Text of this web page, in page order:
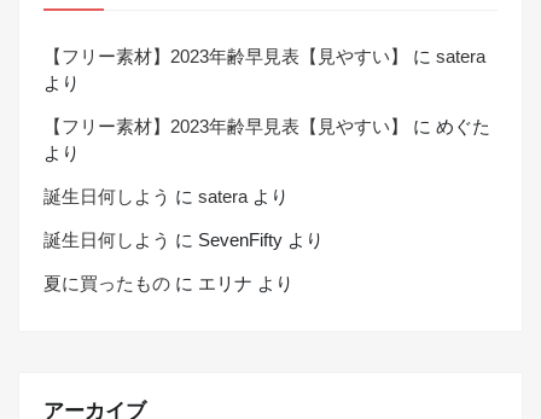
【フリー素材】2023年齢早見表【見やすい】 に satera
より
【フリー素材】2023年齢早見表【見やすい】 に めぐた
より
誕生日何しよう に satera より
誕生日何しよう に SevenFifty より
夏に買ったもの に エリナ より
アーカイブ